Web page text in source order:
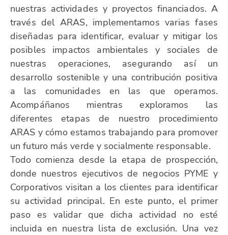
nuestras actividades y proyectos financiados. A
través del ARAS, implementamos varias fases
diseñadas para identificar, evaluar y mitigar los
posibles impactos ambientales y sociales de
nuestras operaciones, asegurando así un
desarrollo sostenible y una contribución positiva
a las comunidades en las que operamos.
Acompáñanos mientras exploramos las
diferentes etapas de nuestro procedimiento
ARAS y cómo estamos trabajando para promover
un futuro más verde y socialmente responsable.
Todo comienza desde la etapa de prospección,
donde nuestros ejecutivos de negocios PYME y
Corporativos visitan a los clientes para identificar
su actividad principal. En este punto, el primer
paso es validar que dicha actividad no esté
incluida en nuestra lista de exclusión. Una vez